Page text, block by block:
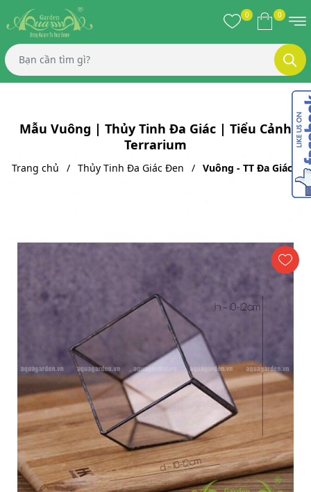
0 0
Mẫu Vuông | Thủy Tinh Đa Giác | Tiểu Cảnh
Terrarium
Trang chủ Thủy Tinh Đa Giác Đen Vuông - TT Đa Giác